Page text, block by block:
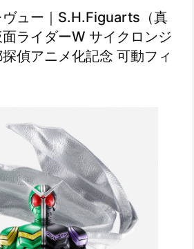
ヴュー｜S.H.Figuarts（真
ライダーW サイクロンジ
偵アニメ化記念 可動フィ